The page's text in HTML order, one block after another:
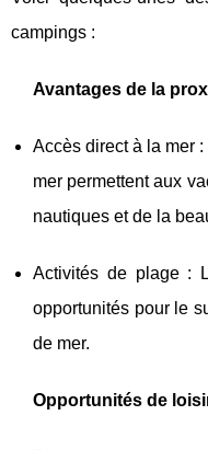
campings :
Avantages de la
Accès direct à la mer
mer permettent aux
nautiques et de la
Activités de plage :
opportunités pour le
de mer.
Opportunités de